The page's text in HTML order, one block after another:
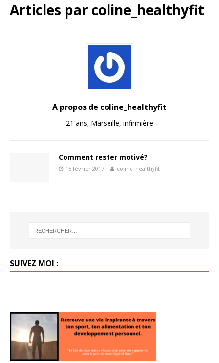
Articles par coline_healthyfit
A propos de coline_healthyfit
21 ans, Marseille, infirmière
Comment rester motivé?
15 février 2017 coline_healthyfit
SUIVEZ MOI :